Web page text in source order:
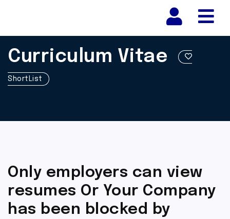
Curriculum Vitae
ShortList
Only employers can view
resumes Or Your Company
has been blocked by